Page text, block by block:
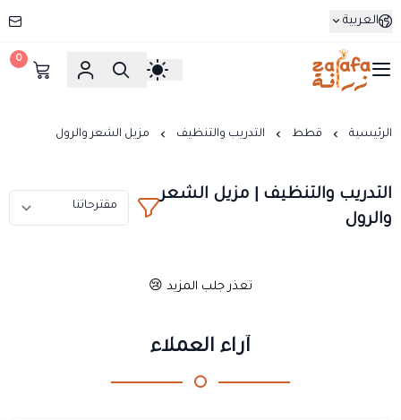
العربية
زرافة
0
الرئيسية قطط التدريب والتنظيف مزيل الشعر والرول
التدريب والتنظيف | مزيل الشعر
والرول
تعذر جلب المزيد 😢
آراء العملاء